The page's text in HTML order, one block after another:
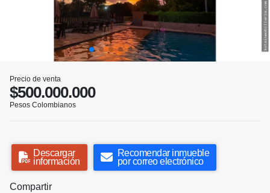
Precio de venta
$500.000.000
Pesos Colombianos
Descargar
información
Recomendar inmueble
por correo electrónico
Compartir